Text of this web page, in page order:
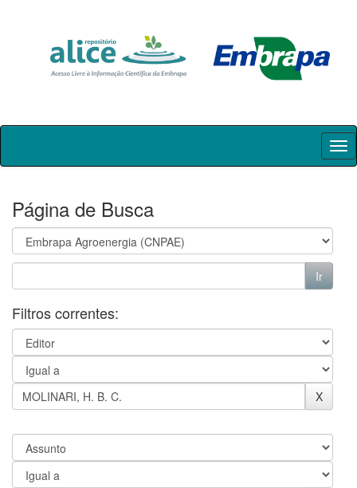
Skip
Página de Busca
Filtros correntes: